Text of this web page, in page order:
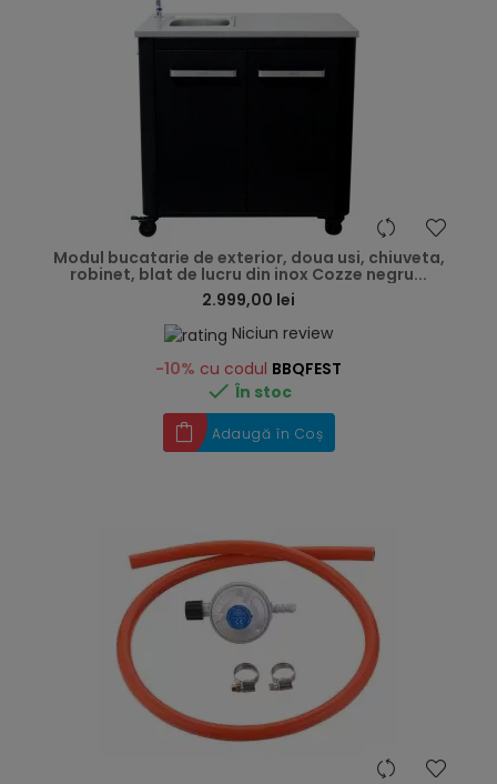
Modul bucatarie de exterior, doua usi, chiuveta,
robinet, blat de lucru din inox Cozze negru...
2.999,00 lei
Niciun review
-10% cu codul BBQFEST
 În stoc
Adaugă în Coș